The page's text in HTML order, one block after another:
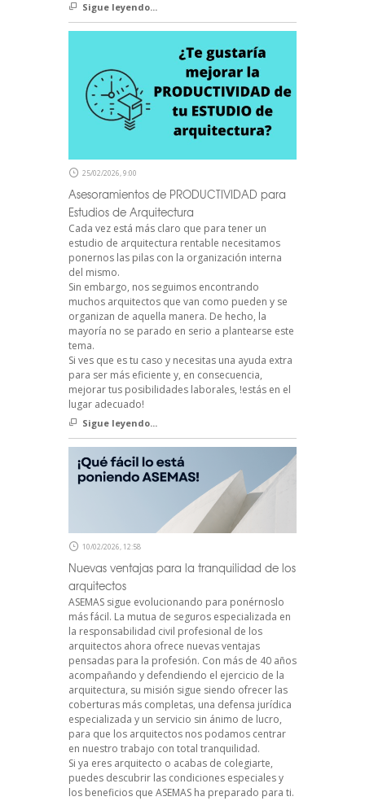
Sigue leyendo...
25/02/2026, 9:00
Asesoramientos de PRODUCTIVIDAD para
Estudios de Arquitectura
Cada vez está más claro que para tener un
estudio de arquitectura rentable necesitamos
ponernos las pilas con la organización interna
del mismo.
Sin embargo, nos seguimos encontrando
muchos arquitectos que van como pueden y se
organizan de aquella manera. De hecho, la
mayoría no se parado en serio a plantearse este
tema.
Si ves que es tu caso y necesitas una ayuda extra
para ser más eficiente y, en consecuencia,
mejorar tus posibilidades laborales, !estás en el
lugar adecuado!
Sigue leyendo...
10/02/2026, 12:58
Nuevas ventajas para la tranquilidad de los
arquitectos
ASEMAS sigue evolucionando para ponérnoslo
más fácil. La mutua de seguros especializada en
la responsabilidad civil profesional de los
arquitectos ahora ofrece nuevas ventajas
pensadas para la profesión. Con más de 40 años
acompañando y defendiendo el ejercicio de la
arquitectura, su misión sigue siendo ofrecer las
coberturas más completas, una defensa jurídica
especializada y un servicio sin ánimo de lucro,
para que los arquitectos nos podamos centrar
en nuestro trabajo con total tranquilidad.
Si ya eres arquitecto o acabas de colegiarte,
puedes descubrir las condiciones especiales y
los beneficios que ASEMAS ha preparado para ti.